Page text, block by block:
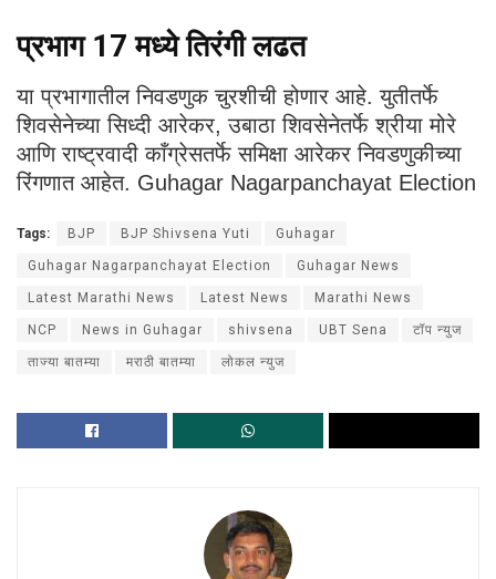
प्रभाग 17 मध्ये तिरंगी लढत
या प्रभागातील निवडणुक चुरशीची होणार आहे. युतीतर्फे
शिवसेनेच्या सिध्दी आरेकर, उबाठा शिवसेनेतर्फे श्रीया मोरे
आणि राष्ट्रवादी काँग्रेसतर्फे समिक्षा आरेकर निवडणुकीच्या
रिंगणात आहेत. Guhagar Nagarpanchayat Election
Tags: BJP BJP Shivsena Yuti Guhagar
Guhagar Nagarpanchayat Election Guhagar News
Latest Marathi News Latest News Marathi News
NCP News in Guhagar shivsena UBT Sena टॉप न्युज
ताज्या बातम्या मराठी बातम्या लोकल न्युज